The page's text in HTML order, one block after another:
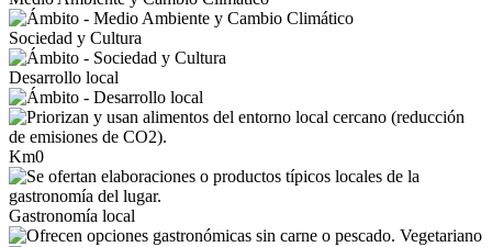
Sociedad y Cultura
Desarrollo local
Km0
Gastronomía local
Vegetariano